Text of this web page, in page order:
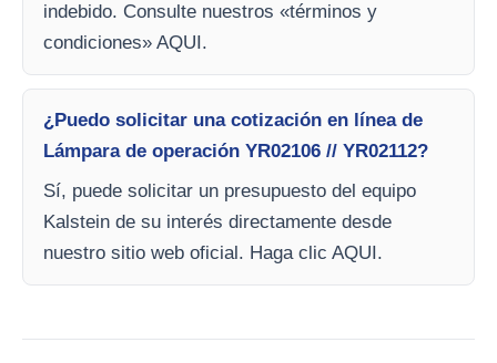
indebido. Consulte nuestros «términos y
condiciones» AQUI.
¿Puedo solicitar una cotización en línea de
Lámpara de operación YR02106 // YR02112?
Sí, puede solicitar un presupuesto del equipo
Kalstein de su interés directamente desde
nuestro sitio web oficial. Haga clic AQUI.